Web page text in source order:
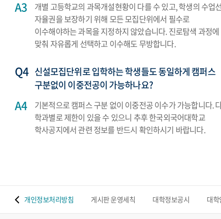
개별 고등학교의 과목개설현황이 다를 수 있고, 학생의 수업
자율권을 보장하기 위해 모든 모집단위에서 필수로
이수해야하는 과목을 지정하지 않았습니다. 진로탐색 과정에
맞춰 자유롭게 선택하고 이수해도 무방합니다.
신설모집단위로 입학하는 학생들도 동일하게 캠퍼스
구분없이 이중전공이 가능하나요?
기본적으로 캠퍼스 구분 없이 이중전공 이수가 가능합니다.
학과별로 제한이 있을 수 있으니 추후 한국외국어대학교
학사공지에서 관련 정보를 반드시 확인하시기 바랍니다.
개인정보처리방침 게시판 운영세칙 대학정보공시 대